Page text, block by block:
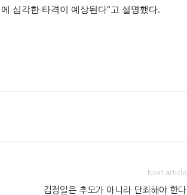
심각한 타격이 예상된다”고 설명했다.
Next article
김정일은 추모가 아니라 단죄해야 한다